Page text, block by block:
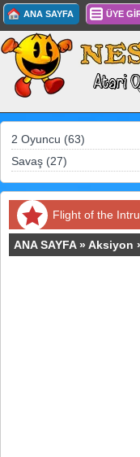
ANA SAYFA ÜYE
2 Oyuncu (63)
Savaş (27)
Flight of the
ANA SAYFA» Aksiyon